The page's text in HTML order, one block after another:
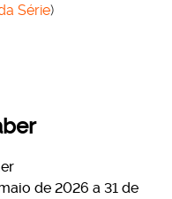
Série)
de 2026 a 31 de